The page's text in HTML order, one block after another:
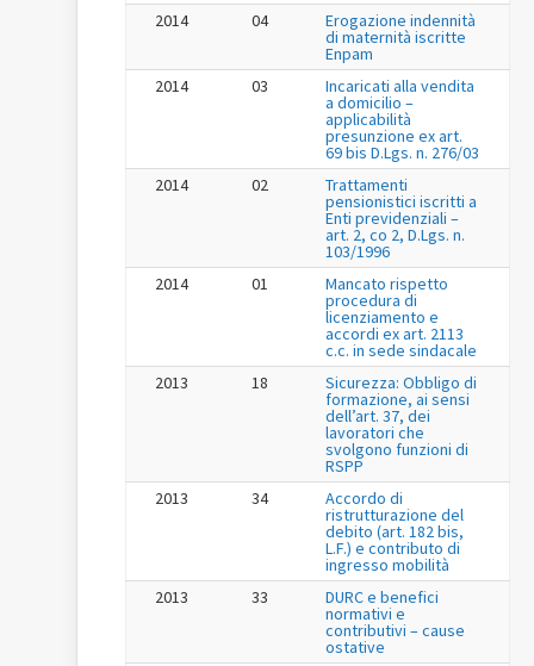
2014
04 Erogazione indennità
di maternità iscritte
Enpam
2014
03 Incaricati alla vendita
a domicilio –
applicabilità
presunzione ex art.
69 bis D.Lgs. n. 276/03
2014
02 Trattamenti
pensionistici iscritti a
Enti previdenziali –
art. 2, co 2, D.Lgs. n.
103/1996
2014
01 Mancato rispetto
procedura di
licenziamento e
accordi ex art. 2113
c.c. in sede sindacale
2013
18 Sicurezza: Obbligo di
formazione, ai sensi
dell’art. 37, dei
lavoratori che
svolgono funzioni di
RSPP
2013
34 Accordo di
ristrutturazione del
debito (art. 182 bis,
L.F.) e contributo di
ingresso mobilità
2013
33 DURC e benefici
normativi e
contributivi – cause
ostative